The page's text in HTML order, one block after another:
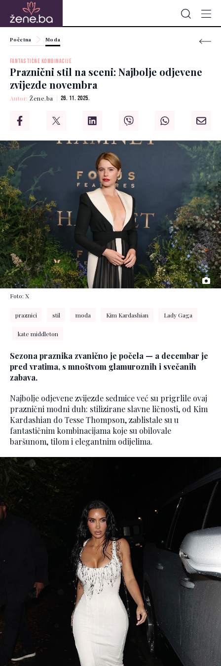
Početna Moda
FANTASTIČNE KOMBINACIJE
Praznični stil na sceni: Najbolje odjevene
zvijezde novembra
Autor:Žene.ba 26. 11. 2025.
Foto: X
praznici stil moda Kim Kardashian Lady Gaga
kate middleton
Sezona praznika zvanično je počela — a decembar je
pred vratima, s mnoštvom glamuroznih i svečanih
zabava.
Najbolje odjevene zvijezde sedmice već su prigrlile ovaj
praznični modni duh: stilizirane slavne ličnosti, od Kim
Kardashian do Tesse Thompson, zablistale su u
fantastičnim kombinacijama koje su obilovale
baršunom, tilom i elegantnim odijelima.